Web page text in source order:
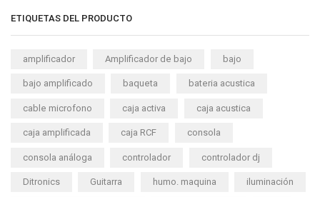
ETIQUETAS DEL PRODUCTO
amplificador Amplificador de bajo bajo
bajo amplificado baqueta bateria acustica
cable microfono caja activa caja acustica
caja amplificada caja RCF consola
consola análoga controlador controlador dj
Ditronics Guitarra humo. maquina iluminación